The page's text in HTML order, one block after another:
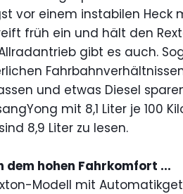
vor einem instabilen Heck
früh ein und hält den
gibt es auch.
und etwas Diesel
mit 8,1 Liter je 100
8,9 Liter zu lesen.
dem hohen Fahrkomfort ...
Modell mit